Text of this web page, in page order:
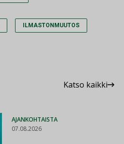
ILMASTONMUUTOS
Katso kaikki
AJANKOHTAISTA
07.08.2026